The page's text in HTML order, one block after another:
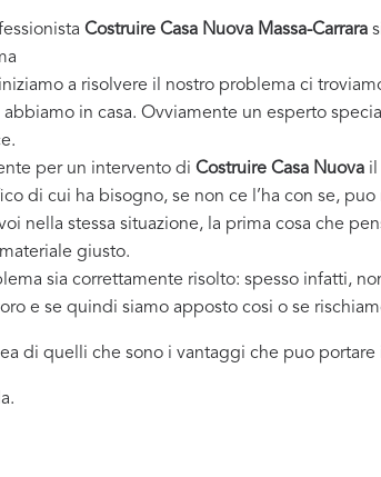
Costruire Casa Nuova Massa-Carrara
a risolvere il nostro problema ci
in casa. Ovviamente un esperto
per un intervento di Costruire Casa Nuova il
di cui ha bisogno, se non ce l’ha con se,
nella stessa situazione, la prima cosa che
giusto.
sia correttamente risolto: spesso infatti,
e se quindi siamo apposto cosi o se
di quelli che sono i vantaggi che puo